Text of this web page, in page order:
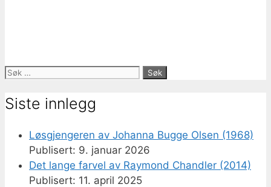
Søk
Siste innlegg
Løsgjengeren av Johanna Bugge Olsen (1968)
9. januar 2026
Det lange farvel av Raymond Chandler (2014)
11. april 2025